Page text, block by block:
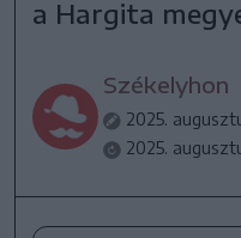
a Hargita
Székelyhon
2025.
2025.